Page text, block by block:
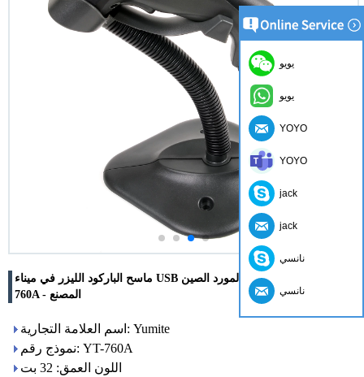
ماسح الباركود الليزر في ميناء USB مع قوس / حامل المورد الصين YT-
760A - المصنع
اسم العلامة التجارية: Yumite
نموذج رقم: YT-760A
اللون العمق: 32 بت
يويو
يويو
YOYO
YOYO
jack
jack
نانسي
نانسي